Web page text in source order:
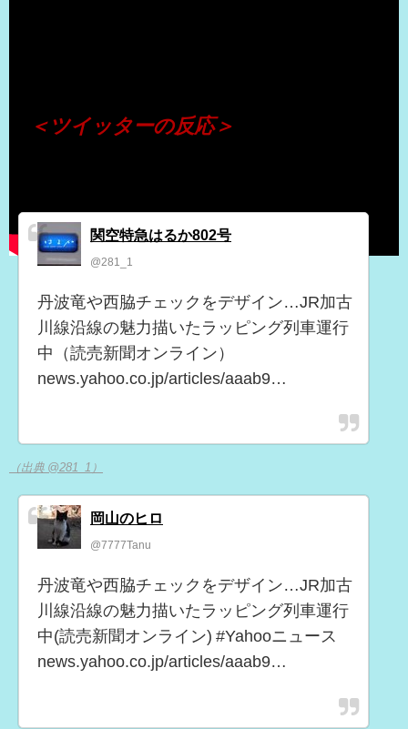
＜ツイッターの反応＞
関空特急はるか802号
@281_1
丹波竜や西脇チェックをデザイン…JR加古
川線沿線の魅力描いたラッピング列車運行
中（読売新聞オンライン）
news.yahoo.co.jp/articles/aaab9…
（出典 @281_1）
岡山のヒロ
@7777Tanu
丹波竜や西脇チェックをデザイン…JR加古
川線沿線の魅力描いたラッピング列車運行
中(読売新聞オンライン) #Yahooニュース
news.yahoo.co.jp/articles/aaab9…